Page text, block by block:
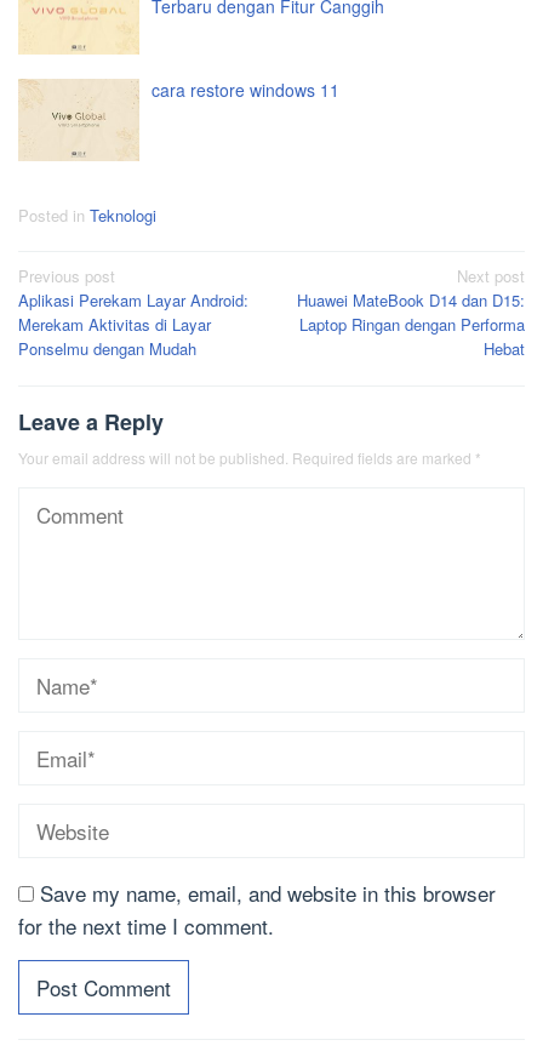
Terbaru dengan Fitur Canggih
cara restore windows 11
Posted in Teknologi
Post
navigation
Previous post
Aplikasi Perekam Layar Android:
Merekam Aktivitas di Layar
Ponselmu dengan Mudah
Next post
Huawei MateBook D14 dan D15:
Laptop Ringan dengan Performa
Hebat
Leave a Reply
Your email address will not be published. Required fields are marked *
Save my name, email, and website in this browser
for the next time I comment.